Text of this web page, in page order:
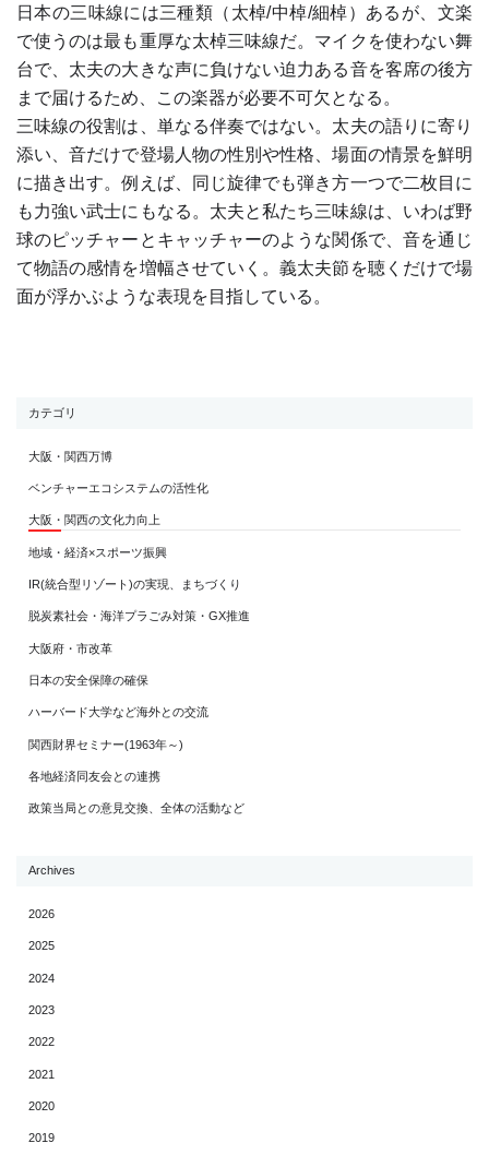
日本の三味線には三種類（太棹/中棹/細棹）あるが、文楽
で使うのは最も重厚な太棹三味線だ。マイクを使わない舞
台で、太夫の大きな声に負けない迫力ある音を客席の後方
まで届けるため、この楽器が必要不可欠となる。
三味線の役割は、単なる伴奏ではない。太夫の語りに寄り
添い、音だけで登場人物の性別や性格、場面の情景を鮮明
に描き出す。例えば、同じ旋律でも弾き方一つで二枚目に
も力強い武士にもなる。太夫と私たち三味線は、いわば野
球のピッチャーとキャッチャーのような関係で、音を通じ
て物語の感情を増幅させていく。義太夫節を聴くだけで場
面が浮かぶような表現を目指している。
カテゴリ
大阪・関西万博
ベンチャーエコシステムの活性化
大阪・関西の文化力向上
地域・経済×スポーツ振興
IR(統合型リゾート)の実現、まちづくり
脱炭素社会・海洋プラごみ対策・GX推進
大阪府・市改革
日本の安全保障の確保
ハーバード大学など海外との交流
関西財界セミナー(1963年～)
各地経済同友会との連携
政策当局との意見交換、全体の活動など
Archives
2026
2025
2024
2023
2022
2021
2020
2019